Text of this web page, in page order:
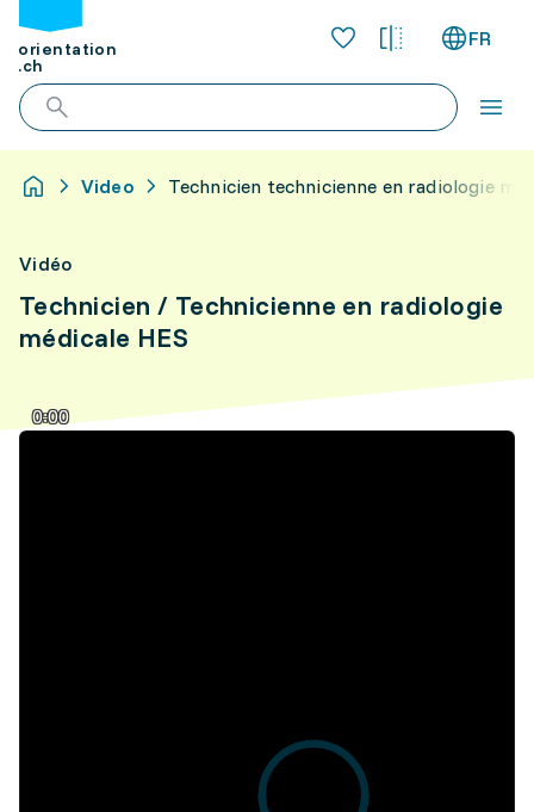
orientation
.ch
FR
Video Technicien technicienne en radiologie
Vidéo
Technicien / Technicienne en radiologie
médicale HES
0:00